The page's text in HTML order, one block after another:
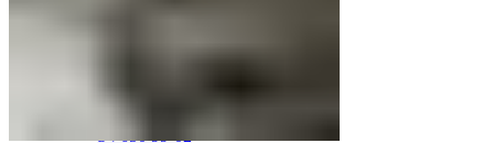
GSX-R750 08-10
GSX-R750 SRAD 98-99
SV400 98-02